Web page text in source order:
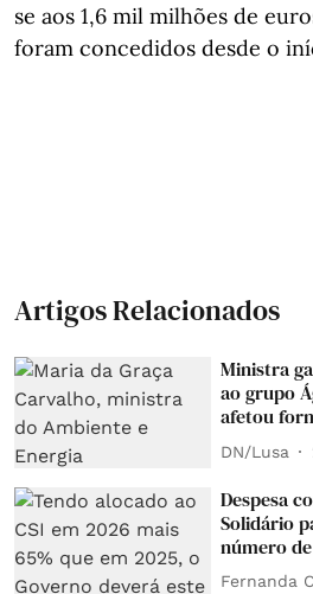
se aos 1,6 mil milhões de
foram concedidos desde o
Artigos Relacionados
Ministra
ao grupo
afetou
DN/Lusa
Despesa
Solidário
número
Fernanda